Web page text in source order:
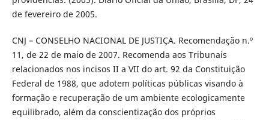
de fevereiro de 2005.
CNJ – CONSELHO NACIONAL DE JUSTIÇA. Recomendação n.º
11, de 22 de maio de 2007. Recomenda aos Tribunais
relacionados nos incisos II a VII do art. 92 da Constituição
Federal de 1988, que adotem políticas públicas visando à
formação e recuperação de um ambiente ecologicamente
equilibrado, além da conscientização dos próprios